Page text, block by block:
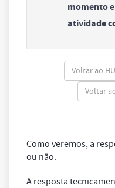
momento
atividade
Voltar ao
Voltar
Como veremos, a
ou não.
A resposta